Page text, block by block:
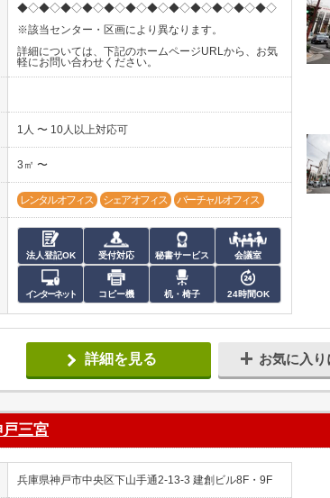
◆◇◆◇◆◇◆◇◆◇◆◇◆◇◆◇◆◇◆◇◆◇◆◇
※該当センター・区画により異なります。
詳細については、下記のホームページURLから、お気
軽にお問い合わせください。
1人 〜 10人以上対応可
3㎡ 〜
レンタルオフィス シェアオフィス バーチャルオフィス
法人登記OK 受付対応 秘書サービス 会議室
インターネット コピー機 机・椅子 24時間OK
詳細を見る お気に入り
三宮
兵庫県神戸市中央区下山手通2-13-3 建創ビル8F・9F